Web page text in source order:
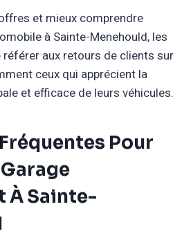
et mieux comprendre
à Sainte-Menehould, les
aux retours de clients sur
ceux qui apprécient la
et efficace de leurs véhicules.
Pour
À Sainte-